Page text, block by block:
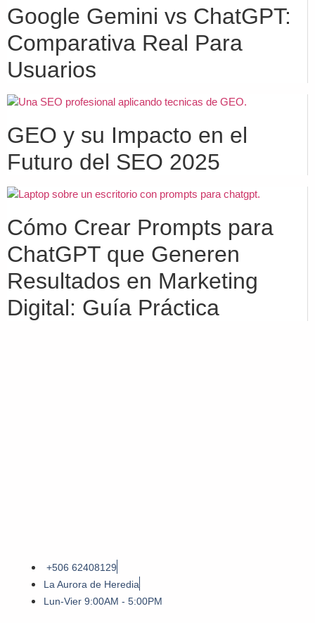
Google Gemini vs ChatGPT:
Comparativa Real Para
Usuarios
GEO y su Impacto en el
Futuro del SEO 2025
Cómo Crear Prompts para
ChatGPT que Generen
Resultados en Marketing
Digital: Guía Práctica
+506 62408129
La Aurora de Heredia
Lun-Vier 9:00AM - 5:00PM